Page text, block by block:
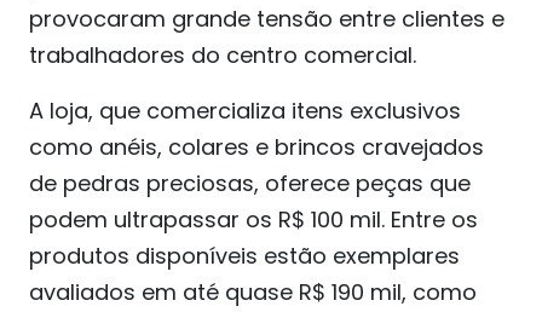
provocaram grande tensão entre clientes e
trabalhadores do centro comercial.
A loja, que comercializa itens exclusivos
como anéis, colares e brincos cravejados
de pedras preciosas, oferece peças que
podem ultrapassar os R$ 100 mil. Entre os
produtos disponíveis estão exemplares
avaliados em até quase R$ 190 mil, como